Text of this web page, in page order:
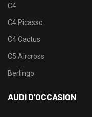
C4
C4 Picasso
C4 Cactus
C5 Aircross
Berlingo
AUDI D’OCCASION